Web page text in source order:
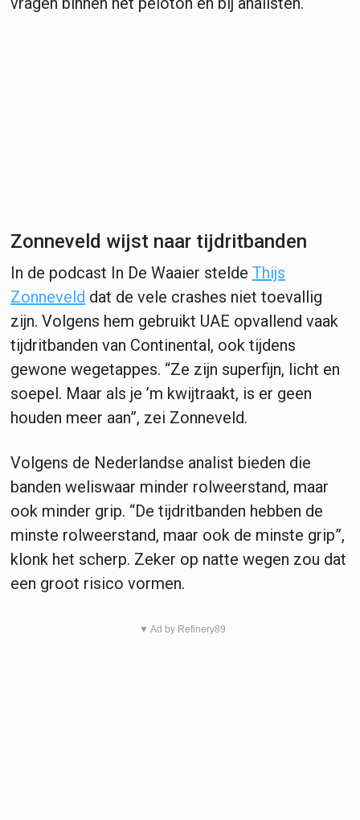
Zonneveld wijst naar tijdritbanden
In de podcast In De Waaier stelde Thijs
Zonneveld dat de vele crashes niet toevallig
zijn. Volgens hem gebruikt UAE opvallend vaak
tijdritbanden van Continental, ook tijdens
gewone wegetappes. “Ze zijn superfijn, licht en
soepel. Maar als je ’m kwijtraakt, is er geen
houden meer aan”, zei Zonneveld.
Volgens de Nederlandse analist bieden die
banden weliswaar minder rolweerstand, maar
ook minder grip. “De tijdritbanden hebben de
minste rolweerstand, maar ook de minste grip”,
klonk het scherp. Zeker op natte wegen zou dat
een groot risico vormen.
▼ Ad by Refinery89